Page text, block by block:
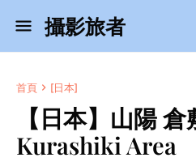
攝影旅者
首頁 [日本]
【日本】山陽
Kurashiki Area